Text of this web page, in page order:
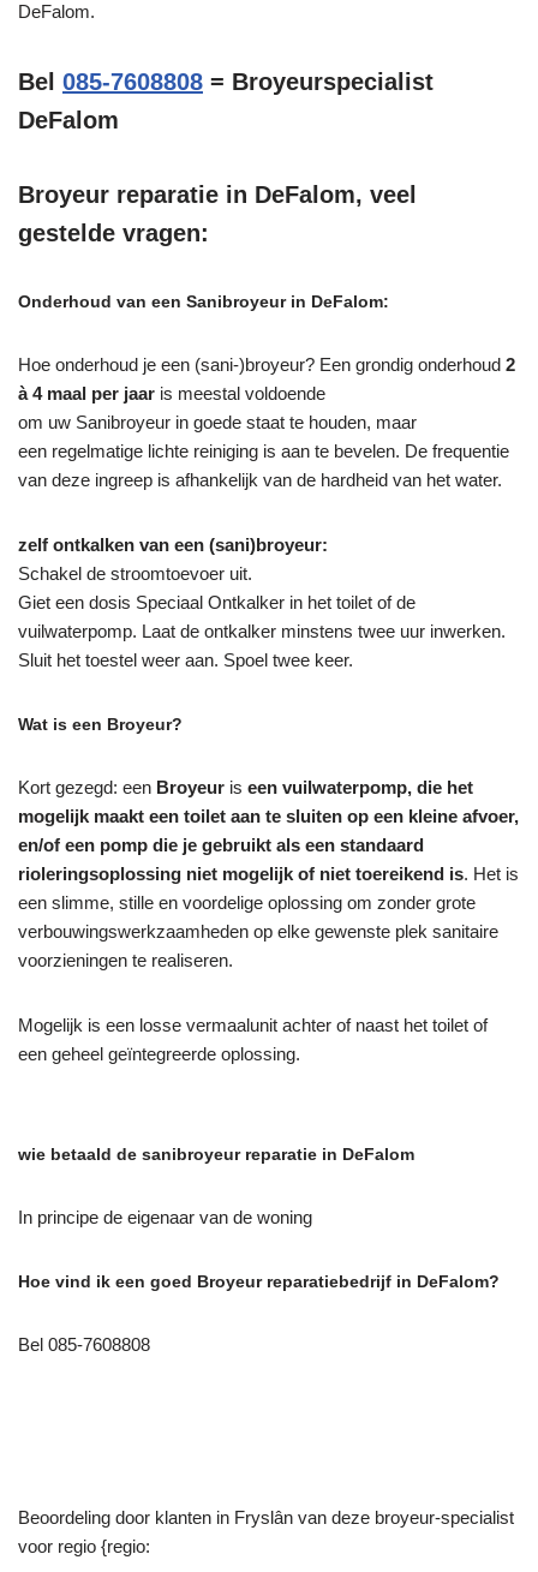
DeFalom.
Bel 085-7608808 = Broyeurspecialist
DeFalom
Broyeur reparatie in DeFalom, veel
gestelde vragen:
Onderhoud van een Sanibroyeur in DeFalom:
Hoe onderhoud je een (sani-)broyeur? Een grondig onderhoud 2
à 4 maal per jaar is meestal voldoende
om uw Sanibroyeur in goede staat te houden, maar
een regelmatige lichte reiniging is aan te bevelen. De frequentie
van deze ingreep is afhankelijk van de hardheid van het water.
zelf ontkalken van een (sani)broyeur:
Schakel de stroomtoevoer uit.
Giet een dosis Speciaal Ontkalker in het toilet of de
vuilwaterpomp. Laat de ontkalker minstens twee uur inwerken.
Sluit het toestel weer aan. Spoel twee keer.
Wat is een Broyeur?
Kort gezegd: een Broyeur is een vuilwaterpomp, die het
mogelijk maakt een toilet aan te sluiten op een kleine afvoer,
en/of een pomp die je gebruikt als een standaard
rioleringsoplossing niet mogelijk of niet toereikend is. Het is
een slimme, stille en voordelige oplossing om zonder grote
verbouwingswerkzaamheden op elke gewenste plek sanitaire
voorzieningen te realiseren.
Mogelijk is een losse vermaalunit achter of naast het toilet of
een geheel geïntegreerde oplossing.
wie betaald de sanibroyeur reparatie in DeFalom
In principe de eigenaar van de woning
Hoe vind ik een goed Broyeur reparatiebedrijf in DeFalom?
Bel 085-7608808
Beoordeling door klanten in Fryslân van deze broyeur-specialist
voor regio {regio: